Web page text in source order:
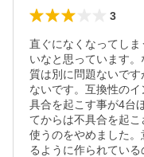
3
直ぐになくなってし
いなと思っています
質は別に問題ないで
ないです。互換性の
具合を起こす事が4台
てからは不具合を起
使うのをやめました
るように作られてい